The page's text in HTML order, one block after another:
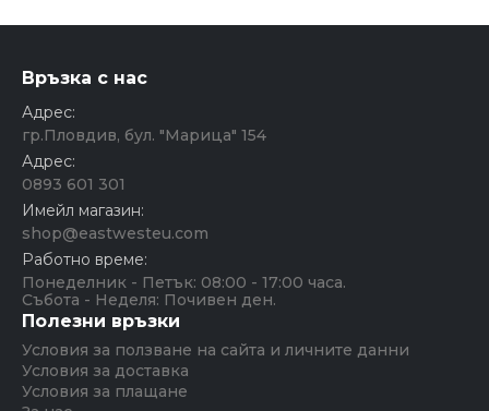
Връзка с нас
Адрес:
гр.Пловдив, бул. "Марица" 154
Адрес:
0893 601 301
Имейл магазин:
shop@eastwesteu.com
Работно време:
Понеделник - Петък: 08:00 - 17:00 часа.
Събота - Неделя: Почивен ден.
Полезни връзки
Условия за ползване на сайта и личните данни
Условия за доставка
Условия за плащане